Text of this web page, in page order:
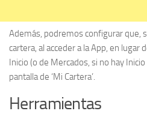
Además, podremos configurar que,
cartera, al acceder a la App, en lugar
Inicio (o de Mercados, si no hay
pantalla de ‘Mi Cartera’.
Herramientas